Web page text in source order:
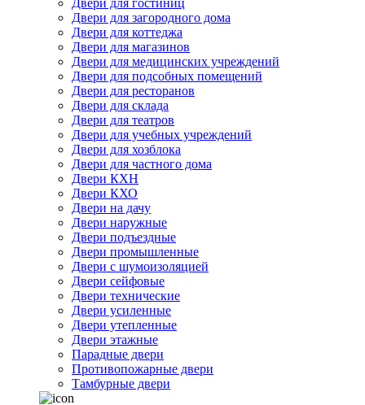
Двери для гостиниц
Двери для загородного дома
Двери для коттеджа
Двери для магазинов
Двери для медицинских учреждений
Двери для подсобных помещений
Двери для ресторанов
Двери для склада
Двери для театров
Двери для учебных учреждений
Двери для хозблока
Двери для частного дома
Двери КХН
Двери КХО
Двери на дачу
Двери наружные
Двери подъездные
Двери промышленные
Двери с шумоизоляцией
Двери сейфовые
Двери технические
Двери усиленные
Двери утепленные
Двери этажные
Парадные двери
Противопожарные двери
Тамбурные двери